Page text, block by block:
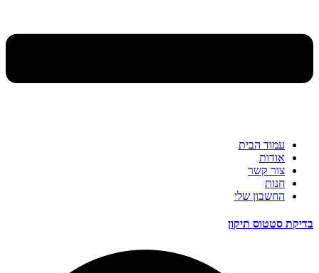
עמוד הבית
אודות
צור קשר
חנות
החשבון שלי
בדיקת סטטוס תיקון